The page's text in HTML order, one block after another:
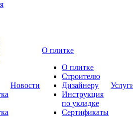
Новости
О плитке
О плитке
Строителю
Дизайнеру
Инструкция
по укладке
Сертификаты